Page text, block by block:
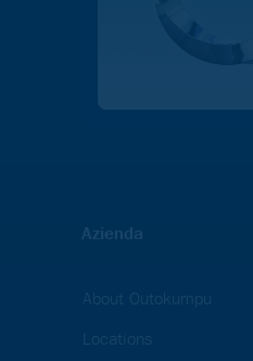
Azienda
About Outokumpu
Locations